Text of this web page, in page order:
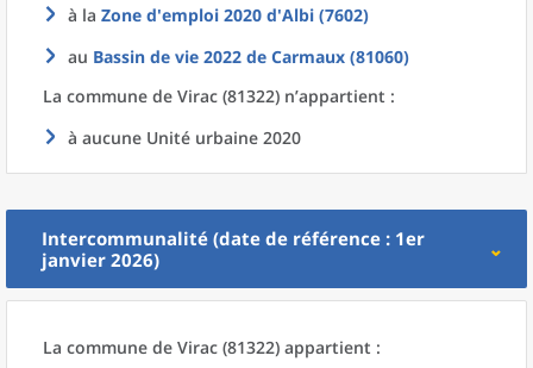
à la Zone d'emploi 2020 d'Albi (7602)
au Bassin de vie 2022 de Carmaux (81060)
La commune de Virac (81322) n’appartient :
à aucune Unité urbaine 2020
Intercommunalité (date de référence : 1er
janvier 2026)
La commune de Virac (81322) appartient :